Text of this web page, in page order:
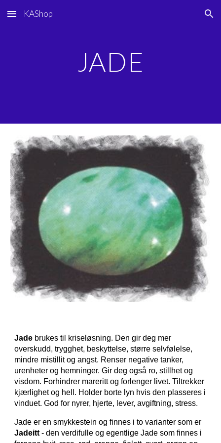
Skip to main content Skip to navigation
KAShop
JADE
Jade brukes til kriseløsning. Den gir deg mer
overskudd, trygghet, beskyttelse, større selvfølelse,
mindre mistillit og angst. Renser negative tanker,
urenheter og hemninger. Gir deg også ro, stillhet og
visdom. Forhindrer mareritt og forlenger livet. Tiltrekker
kjærlighet og hell. Holder borte lyn hvis den plasseres i
vinduet. God for nyrer, hjerte, lever, avgiftning, stress.
Jade er en smykkestein og finnes i to varianter som er
Jadeitt - den verdifulle og egentlige Jade som finnes i